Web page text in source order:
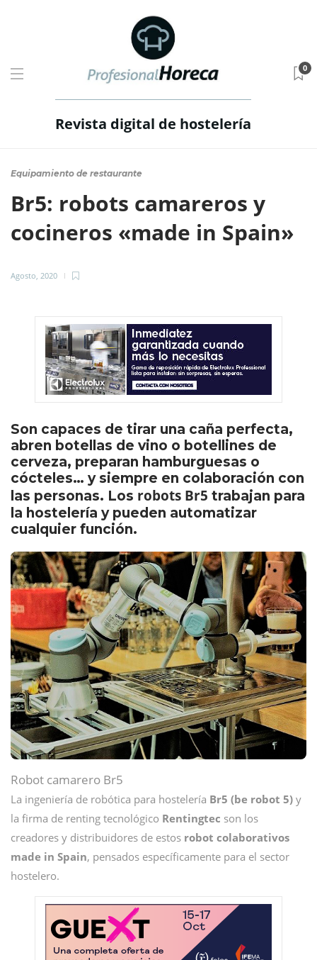
Revista digital de hostelería
0
Equipamiento de restaurante
Br5: robots camareros y
cocineros «made in Spain»
Agosto, 2020
Son capaces de tirar una caña perfecta,
abren botellas de vino o botellines de
cerveza, preparan hamburguesas o
cócteles… y siempre en colaboración con
las personas. Los robots Br5 trabajan para
la hostelería y pueden automatizar
cualquier función.
Robot camarero Br5
La ingeniería de robótica para hostelería Br5 (be robot 5) y
la firma de renting tecnológico Rentingtec son los
creadores y distribuidores de estos robot colaborativos
made in Spain, pensados específicamente para el sector
hostelero.